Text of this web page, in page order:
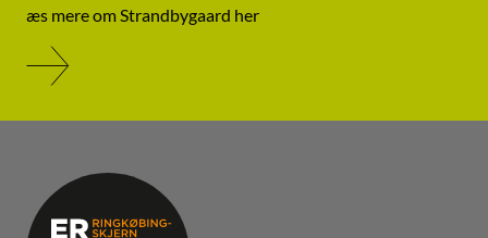
æs mere om Strandbygaard her